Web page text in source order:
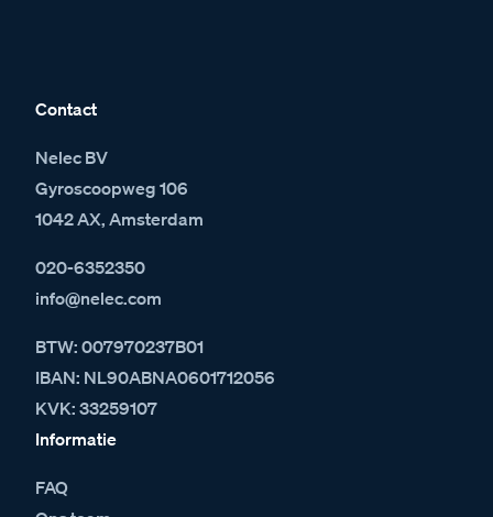
Contact
Nelec BV
Gyroscoopweg 106
1042 AX, Amsterdam
020-6352350
info@nelec.com
BTW: 007970237B01
IBAN: NL90ABNA0601712056
KVK: 33259107
Informatie
FAQ